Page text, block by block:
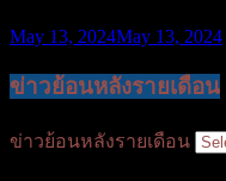
May 13, 2024May 13, 2024
ข่าวย้อนหลังรายเดือน
ข่าวย้อนหลังรายเดือน